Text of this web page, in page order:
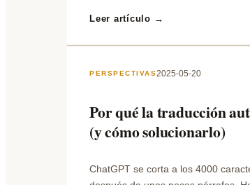
Leer artículo →
PERSPECTIVAS2025-05-20
Por qué la traducción
(y cómo solucionarlo)
ChatGPT se corta a los 4000